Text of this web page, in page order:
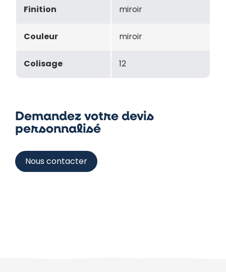
Finition miroir
Couleur miroir
Colisage 12
Demandez votre devis
personnalisé
Nous contacter